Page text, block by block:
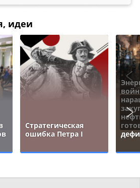
идеи
Стратегическая
ошибка Петра I